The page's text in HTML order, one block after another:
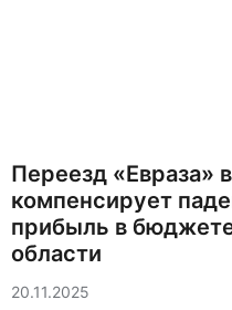
Переезд «Евраза»
компенсирует
прибыль в
области
20.11.2025